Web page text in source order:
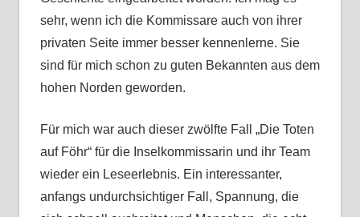
sehr, wenn ich die Kommissare auch von ihrer
privaten Seite immer besser kennenlerne. Sie
sind für mich schon zu guten Bekannten aus dem
hohen Norden geworden.
Für mich war auch dieser zwölfte Fall „Die Toten
auf Föhr“ für die Inselkommissarin und ihr Team
wieder ein Leseerlebnis. Ein interessanter,
anfangs undurchsichtiger Fall, Spannung, die